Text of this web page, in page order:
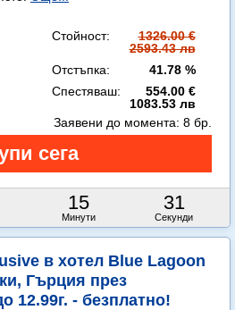
Стойност:
1326.00 €
2593.43 лв
Отстъпка:
41.78 %
Спестяваш:
554.00 €
1083.53 лв
15
Минути
30
Секунди
Заявени до момента: 8 бр.
в хотел Blue Lagoon
Гърция през
12.99г. - безплатно!